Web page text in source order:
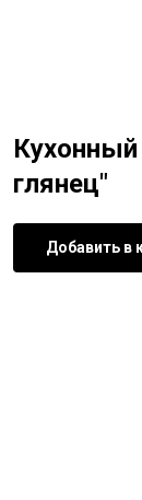
Кухонный
глянец"
Добавить в